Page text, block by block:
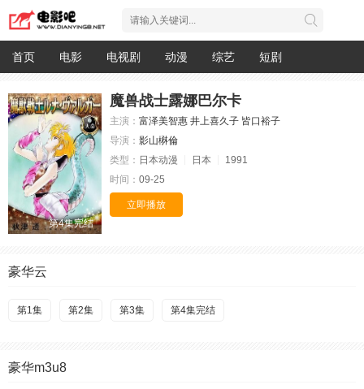
首页 电影 电视剧 动漫 综艺 短剧
第4集完结
魔兽战士露娜巴尔卡
主演： 富泽美智惠 井上喜久子 皆口裕子
导演： 影山楙倫
类型： 日本动漫 日本
1991
时间： 09-25
立即播放
豪华云
第1集 第2集 第3集 第4集完结
豪华m3u8